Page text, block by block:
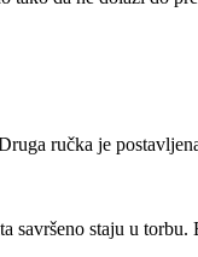
ručka je
savršeno staju u